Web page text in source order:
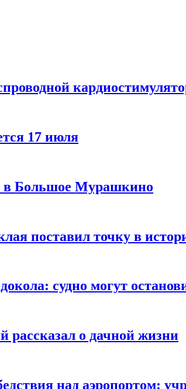
17 июля
в Большое Мурашкино
поставил точку в
судно могут
рассказал о дачной жизни
над аэропортом: